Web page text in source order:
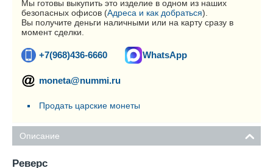
Мы готовы выкупить это изделие в одном из наших
безопасных офисов (Адреса и как добраться).
Вы получите деньги наличными или на карту сразу в
момент сделки.
+7(968)436-6660 WhatsApp
moneta@nummi.ru
Продать царские монеты
Описание
Реверс